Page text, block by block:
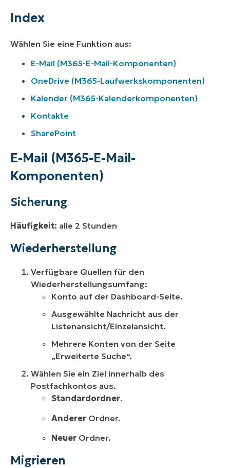
Index
Wählen Sie eine Funktion aus:
E-Mail (M365-E-Mail-Komponenten)
OneDrive (M365-Laufwerkskomponenten)
Kalender (M365-Kalenderkomponenten)
Kontakte
SharePoint
E-Mail (M365-E-Mail-
Komponenten)
Sicherung
Häufigkeit: alle 2 Stunden
Wiederherstellung
Verfügbare Quellen für den
Wiederherstellungsumfang:
Konto auf der Dashboard-Seite.
Ausgewählte Nachricht aus der
Listenansicht/Einzelansicht.
Mehrere Konten von der Seite
„Erweiterte Suche“.
Wählen Sie ein Ziel innerhalb des
Postfachkontos aus.
Standardordner.
Anderer Ordner.
Neuer Ordner.
Migrieren